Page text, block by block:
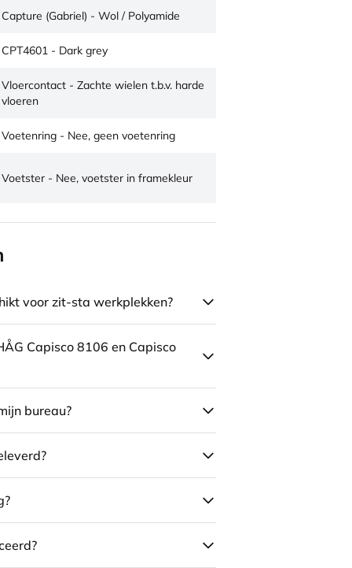
Capture (Gabriel) - Wol / Polyamide
CPT4601 - Dark grey
Vloercontact - Zachte wielen t.b.v. harde
vloeren
Voetenring - Nee, geen voetenring
Voetster - Nee, voetster in framekleur
voor zit-sta werkplekken?
Capisco 8106 en Capisco
bureau?